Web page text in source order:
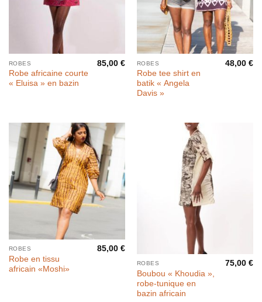
ROBES
Robe africaine courte
« Eluisa » en bazin
85,00€ ROBES
Robe tee shirt en
batik « Angela
Davis »
48,00€
ROBES
Robe en tissu
africain «Moshi»
85,00€ Rupture de stock
ROBES
Boubou « Khoudia »,
robe-tunique en
bazin africain
75,00€